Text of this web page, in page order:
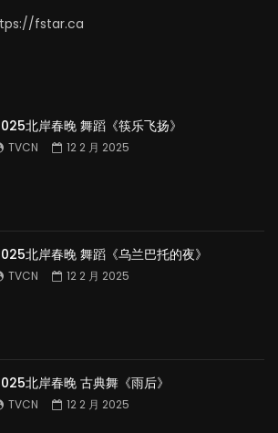
fstar.ca
北岸春晚 舞蹈《筷乐飞扬》
TVCN 12 2 月 2025
北岸春晚 舞蹈《乌兰巴托的夜》
TVCN 12 2 月 2025
北岸春晚 古典舞《雨后》
TVCN 12 2 月 2025